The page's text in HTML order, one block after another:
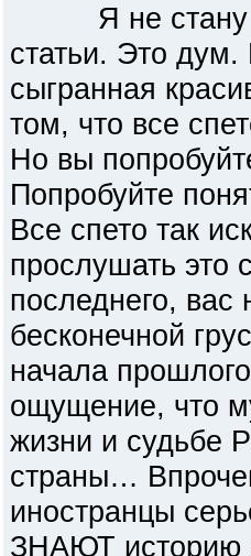
Я не стану
статьи. Это
сыгранная
том, что все
Но вы
Попробуйте
Все спето так
прослушать это
последнего,
бесконечной
начала
ощущение, что
жизни и судьбе
страны…
иностранцы
ЗНАЮТ историю